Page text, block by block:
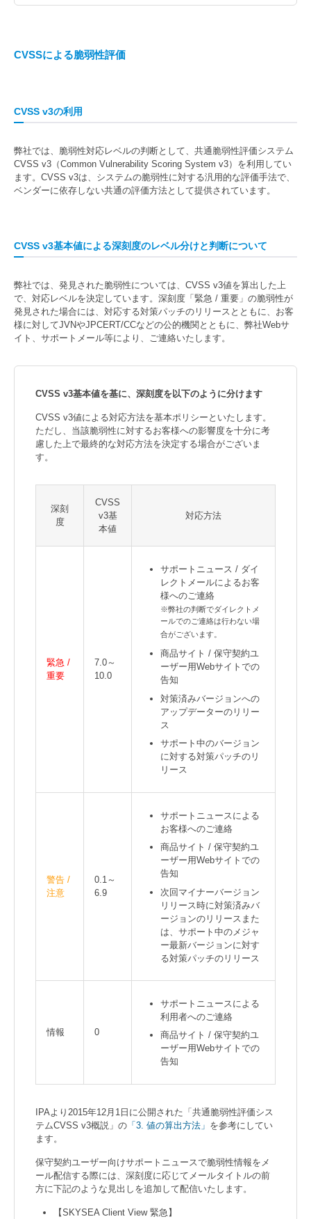
CVSSによる脆弱性評価
CVSS v3の利用
弊社では、脆弱性対応レベルの判断として、共通脆弱性評価システム
CVSS v3（Common Vulnerability Scoring System v3）を利用してい
ます。CVSS v3は、システムの脆弱性に対する汎用的な評価手法で、
ベンダーに依存しない共通の評価方法として提供されています。
CVSS v3基本値による深刻度のレベル分けと判断について
弊社では、発見された脆弱性については、CVSS v3値を算出した上
で、対応レベルを決定しています。深刻度「緊急 / 重要」の脆弱性が
発見された場合には、対応する対策パッチのリリースとともに、お客
様に対してJVNやJPCERT/CCなどの公的機関とともに、弊社Webサ
イト、サポートメール等により、ご連絡いたします。
CVSS v3基本値を基に、深刻度を以下のように分けます
CVSS v3値による対応方法を基本ポリシーといたします。
ただし、当該脆弱性に対するお客様への影響度を十分に考
慮した上で最終的な対応方法を決定する場合がございま
す。
深刻
度
CVSS
v3基
本値
対応方法
緊急 /
重要
7.0～
10.0
サポートニュース / ダイ
レクトメールによるお客
様へのご連絡
※弊社の判断でダイレクトメ
ールでのご連絡は行わない場
合がございます。
商品サイト / 保守契約ユ
ーザー用Webサイトでの
告知
対策済みバージョンへの
アップデーターのリリー
ス
サポート中のバージョン
に対する対策パッチのリ
リース
警告 /
注意
0.1～
6.9
サポートニュースによる
お客様へのご連絡
商品サイト / 保守契約ユ
ーザー用Webサイトでの
告知
次回マイナーバージョン
リリース時に対策済みバ
ージョンのリリースまた
は、サポート中のメジャ
ー最新バージョンに対す
る対策パッチのリリース
情報 0
サポートニュースによる
利用者へのご連絡
商品サイト / 保守契約ユ
ーザー用Webサイトでの
告知
IPAより2015年12月1日に公開された「共通脆弱性評価シス
テムCVSS v3概説」の 「3. 値の算出方法」 を参考にしてい
ます。
保守契約ユーザー向けサポートニュースで脆弱性情報をメ
ール配信する際には、深刻度に応じてメールタイトルの前
方に下記のような見出しを追加して配信いたします。
【SKYSEA Client View 緊急】